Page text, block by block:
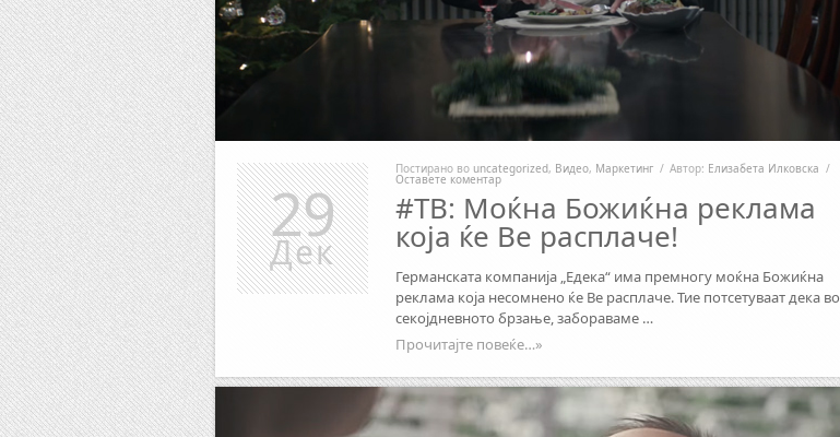
Постирано во uncategorized, Видео, Маркетинг / Автор: Елизабета Илковска /
Оставете коментар
#TB: Moќна Божиќна реклама
која ќе Ве расплаче!
Германската компанија „Едека“ има премногу моќна Божиќна
реклама која несомнено ќе Ве расплаче. Тие потсетуваат дека во
секојдневното брзање, забораваме …
Прочитајте повеќе…»
29
Дек